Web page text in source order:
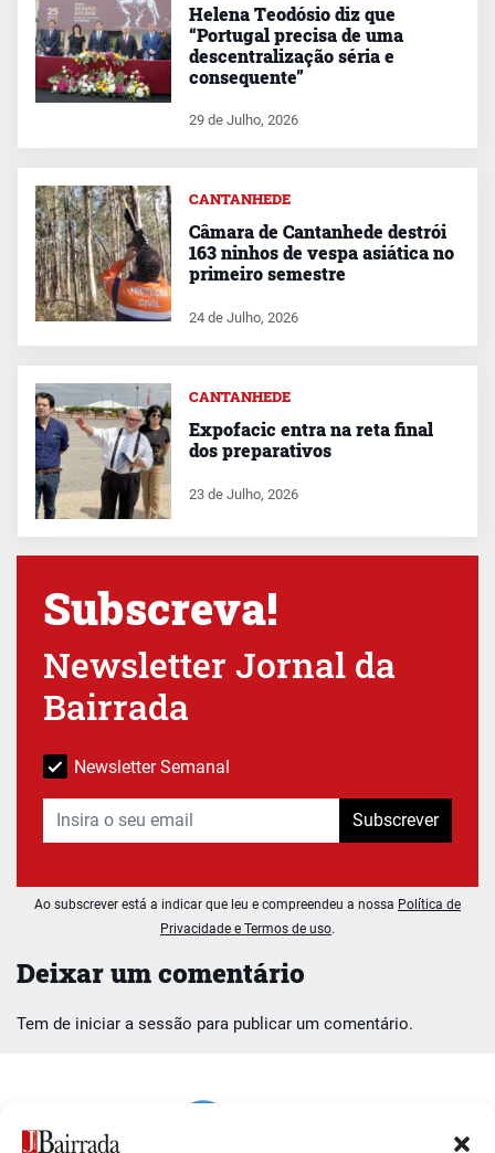
Deixar um comentário
Tem de iniciar a sessão para publicar um comentário.
Helena Teodósio diz que
“Portugal precisa de uma
descentralização séria e
consequente”
29 de Julho, 2026
CANTANHEDE
Câmara de Cantanhede destrói
163 ninhos de vespa asiática no
primeiro semestre
24 de Julho, 2026
CANTANHEDE
Expofacic entra na reta final
dos preparativos
23 de Julho, 2026
Subscreva!
Newsletter Jornal da
Bairrada
Newsletter Semanal
Subscrever
Ao subscrever está a indicar que leu e compreendeu a nossa Política de
Privacidade e Termos de uso.